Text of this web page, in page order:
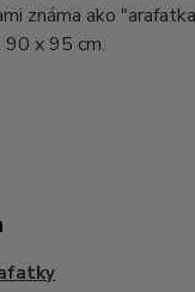
známa ako
90 x 95 cm.